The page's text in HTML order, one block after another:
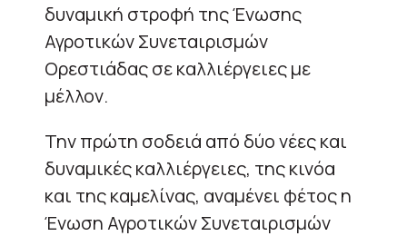
δυναμική στροφή της Ένωσης
Αγροτικών Συνεταιρισμών
Ορεστιάδας σε καλλιέργειες με
μέλλον.
Την πρώτη σοδειά από δύο νέες και
δυναμικές καλλιέργειες, της κινόα
και της καμελίνας, αναμένει φέτος η
Ένωση Αγροτικών Συνεταιρισμών